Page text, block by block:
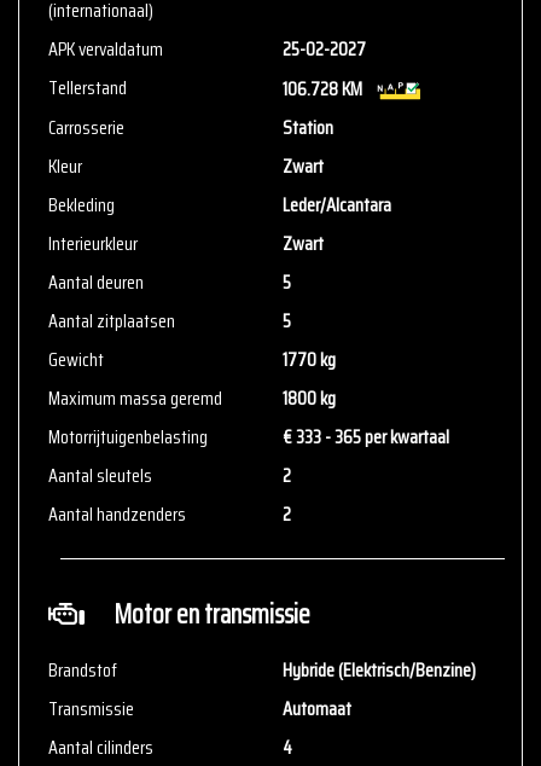
Cavalier 34
3897 AA Zeewolde
036-2340007
www.cvb-auto.nl
We hebben ons uiterste best gedaan om alle informatie in deze
advertentie correct weer te geven. Er kunnen echter geen rechten
worden ontleend aan de verstrekte informatie in de advertentie.
Vertrouw niet alleen op deze informatie maar controleer altijd
zelf de zaken welke voor jou belangrijk zijn en je beslissing
zouden kunnen beïnvloeden. Neem contact op met de verkoper
(internationaal)
APK vervaldatum
25-02-2027
Tellerstand
106.728 KM
Carrosserie
Station
Kleur
Zwart
Bekleding
Leder/Alcantara
Interieurkleur
Zwart
Aantal deuren
5
Aantal zitplaatsen
5
Gewicht
1770 kg
Maximum massa geremd
1800 kg
Motorrijtuigenbelasting
€ 333 - 365 per kwartaal
Aantal sleutels
2
Aantal handzenders
2
Motor en transmissie
Brandstof
Hybride (Elektrisch/Benzine)
Transmissie
Automaat
Aantal cilinders
4